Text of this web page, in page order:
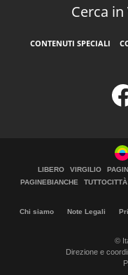
Cerca
CONTENUTI SPECIALI
LIBERO VIRGILIO
PAGINEBIANCHE
TUTTOCITTÀ
Chi siamo Note Legali
©
Direzione e